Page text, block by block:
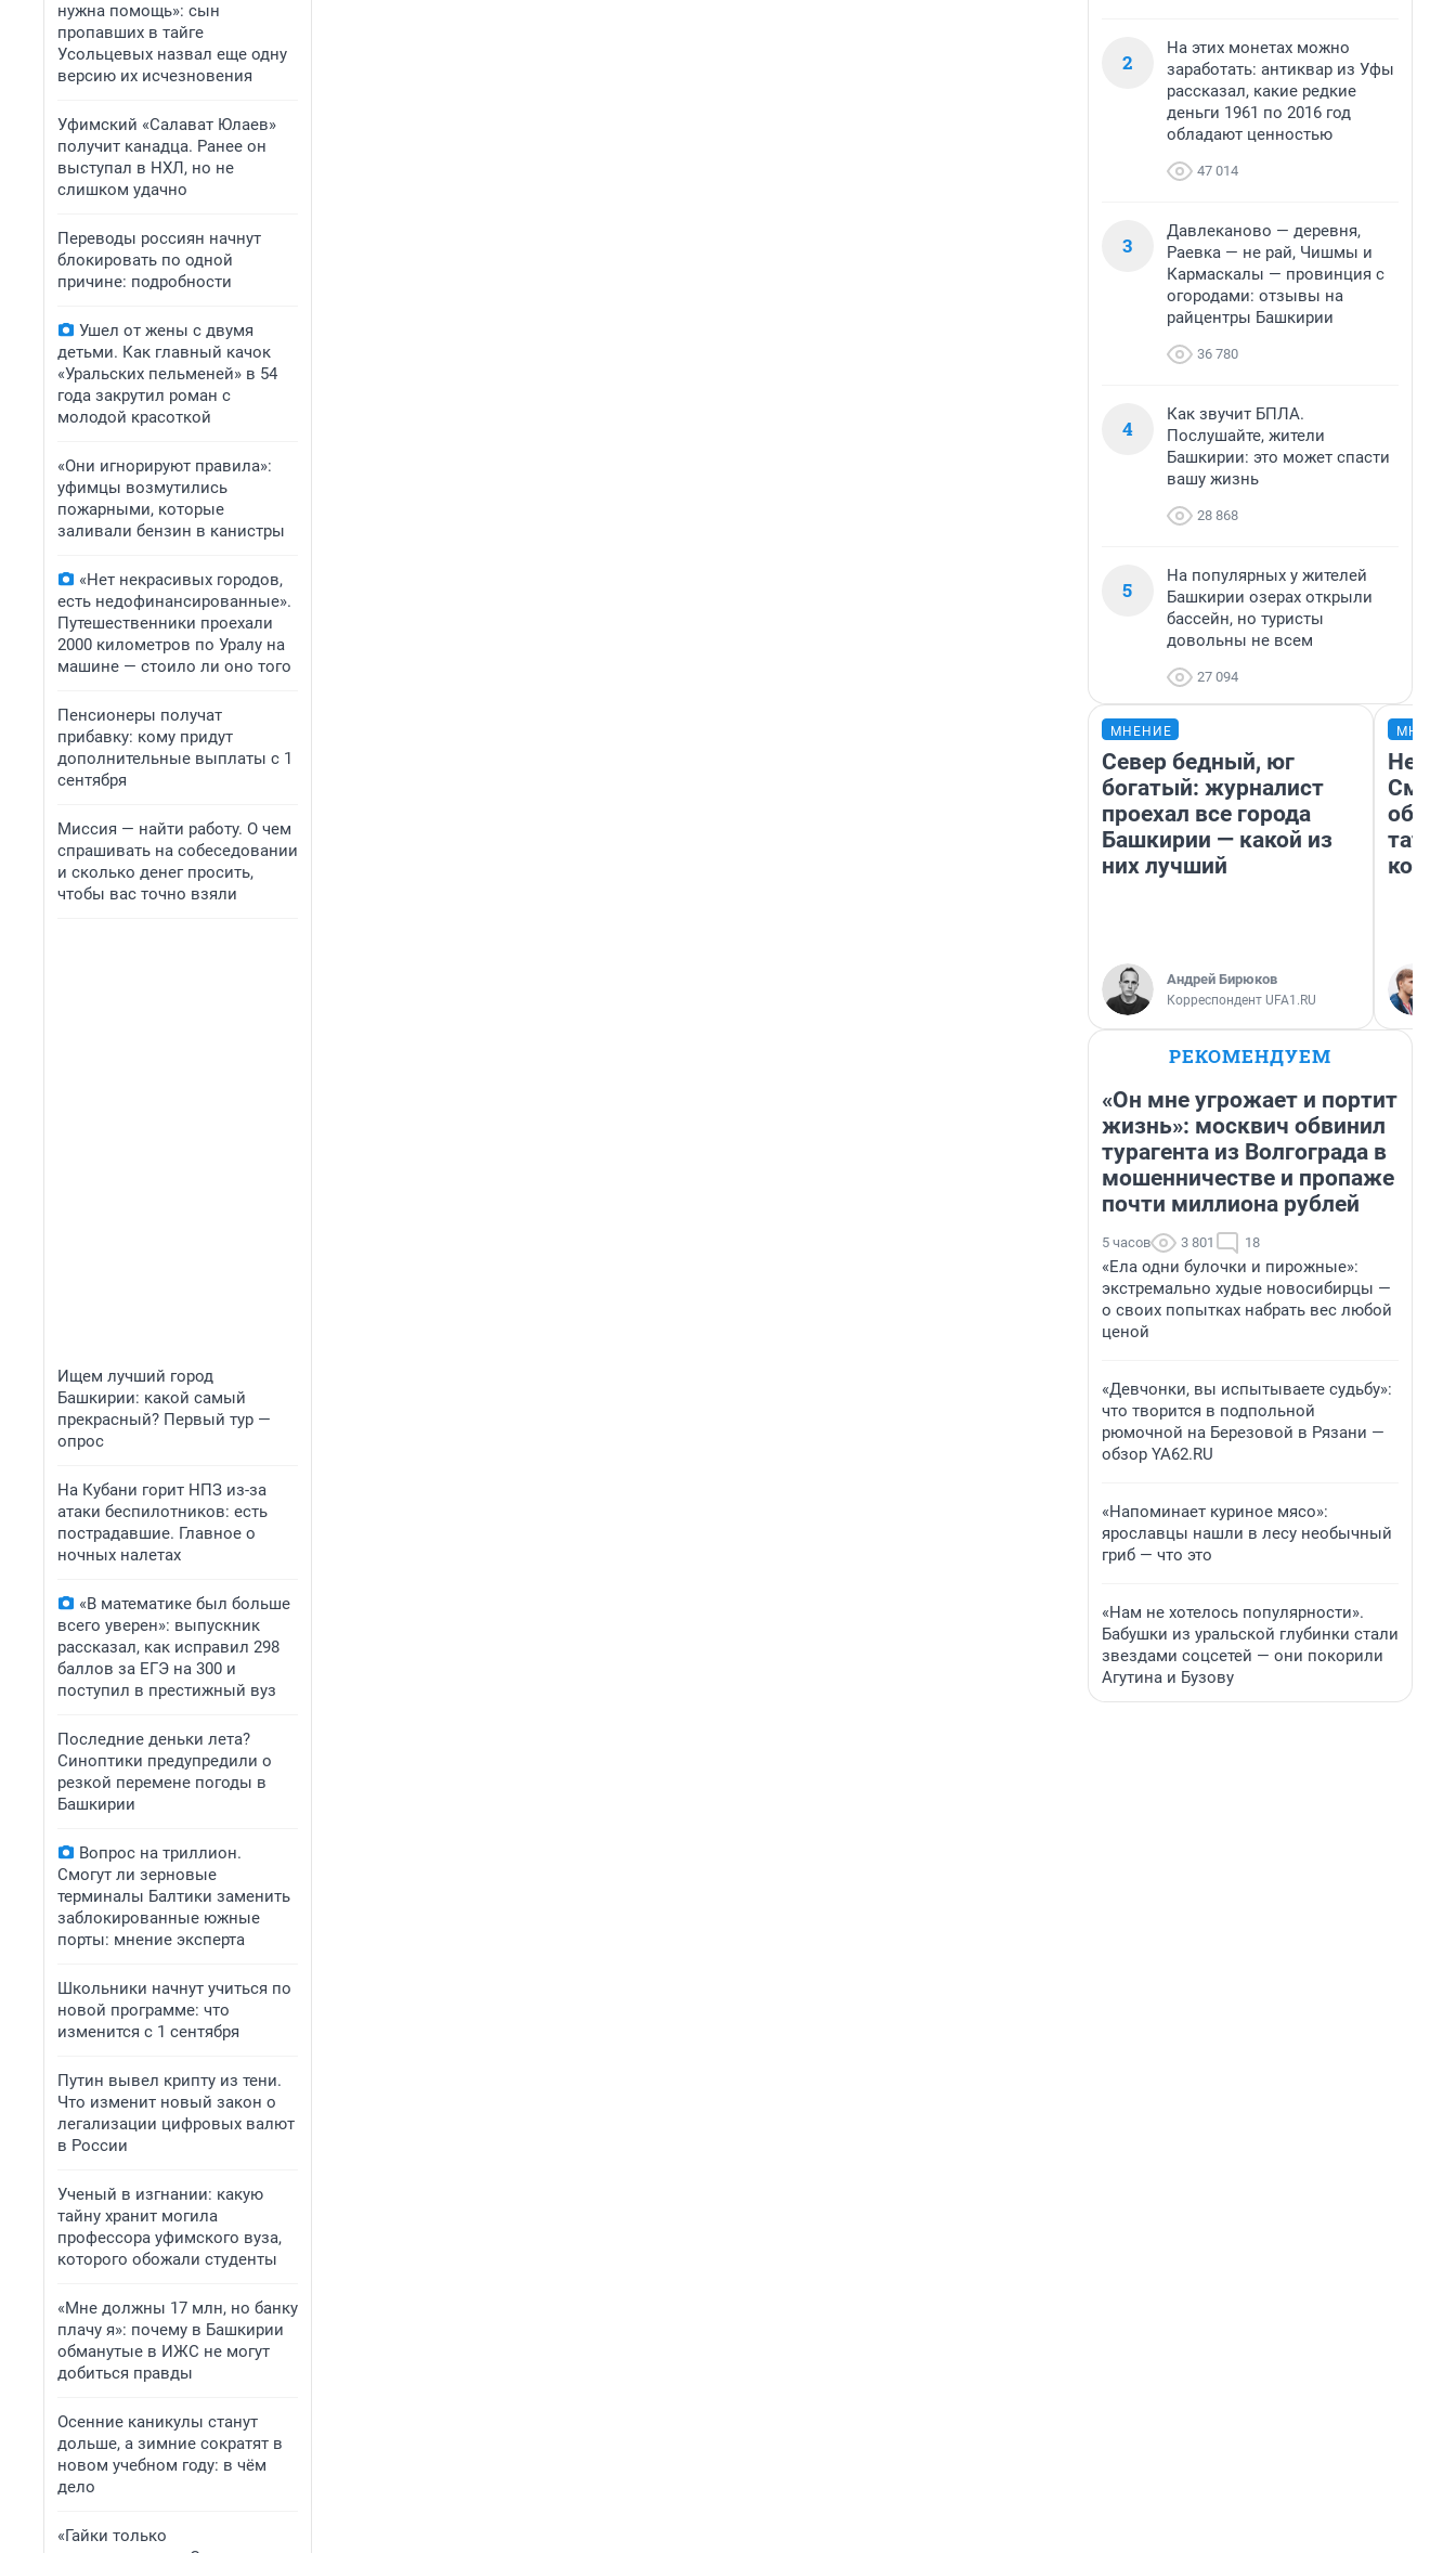
нужна помощь»: сын
пропавших в тайге
Усольцевых назвал еще одну
версию их исчезновения
Уфимский «Салават Юлаев»
получит канадца. Ранее он
выступал в НХЛ, но не
слишком удачно
Переводы россиян начнут
блокировать по одной
причине: подробности
Ушел от жены с двумя
детьми. Как главный качок
«Уральских пельменей» в 54
года закрутил роман с
молодой красоткой
«Они игнорируют правила»:
уфимцы возмутились
пожарными, которые
заливали бензин в канистры
«Нет некрасивых городов,
есть недофинансированные».
Путешественники проехали
2000 километров по Уралу на
машине — стоило ли оно того
Пенсионеры получат
прибавку: кому придут
дополнительные выплаты с 1
сентября
Миссия — найти работу. О чем
спрашивать на собеседовании
и сколько денег просить,
чтобы вас точно взяли
Ищем лучший город
Башкирии: какой самый
прекрасный? Первый тур —
опрос
На Кубани горит НПЗ из-за
атаки беспилотников: есть
пострадавшие. Главное о
ночных налетах
«В математике был больше
всего уверен»: выпускник
рассказал, как исправил 298
баллов за ЕГЭ на 300 и
поступил в престижный вуз
Последние деньки лета?
Синоптики предупредили о
резкой перемене погоды в
Башкирии
Вопрос на триллион.
Смогут ли зерновые
терминалы Балтики заменить
заблокированные южные
порты: мнение эксперта
Школьники начнут учиться по
новой программе: что
изменится с 1 сентября
Путин вывел крипту из тени.
Что изменит новый закон о
легализации цифровых валют
в России
Ученый в изгнании: какую
тайну хранит могила
профессора уфимского вуза,
которого обожали студенты
«Мне должны 17 млн, но банку
плачу я»: почему в Башкирии
обманутые в ИЖС не могут
добиться правды
Осенние каникулы станут
дольше, а зимние сократят в
новом учебном году: в чём
дело
«Гайки только
2
На этих монетах можно
заработать: антиквар из Уфы
рассказал, какие редкие
деньги 1961 по 2016 год
обладают ценностью
47 014
3
Давлеканово — деревня,
Раевка — не рай, Чишмы и
Кармаскалы — провинция с
огородами: отзывы на
райцентры Башкирии
36 780
4
Как звучит БПЛА.
Послушайте, жители
Башкирии: это может спасти
вашу жизнь
28 868
5
На популярных у жителей
Башкирии озерах открыли
бассейн, но туристы
довольны не всем
27 094
МНЕНИЕ
Север бедный, юг
богатый: журналист
проехал все города
Башкирии — какой из
них лучший
Андрей Бирюков
Корреспондент UFA1.RU
РЕКОМЕНДУЕМ
«Он мне угрожает и портит
жизнь»: москвич обвинил
турагента из Волгограда в
мошенничестве и пропаже
почти миллиона рублей
5 часов 3 801 18
«Ела одни булочки и пирожные»:
экстремально худые новосибирцы —
о своих попытках набрать вес любой
ценой
«Девчонки, вы испытываете судьбу»:
что творится в подпольной
рюмочной на Березовой в Рязани —
обзор YA62.RU
«Напоминает куриное мясо»:
ярославцы нашли в лесу необычный
гриб — что это
«Нам не хотелось популярности».
Бабушки из уральской глубинки стали
звездами соцсетей — они покорили
Агутина и Бузову